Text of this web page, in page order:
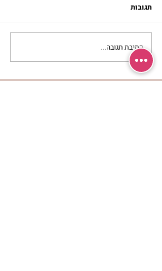
להזכיר ללב שלי איך
מרגישה אהבה | נורית אילון
הירש
תגובות
כתיבת תגובה...